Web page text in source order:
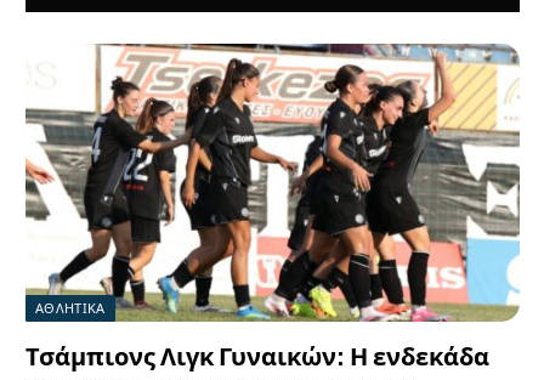
ΑΘΛΗΤΙΚΑ
Τσάμπιονς Λιγκ Γυναικών: Η ενδεκάδα